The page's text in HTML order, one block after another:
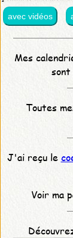
avec vidéos
Mes
Toutes
J'ai reçu le
Voir ma